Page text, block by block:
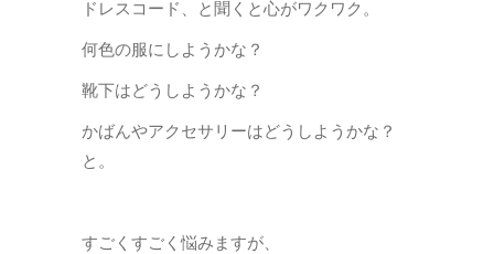
ドレスコード、と聞くと心がワクワク。
何色の服にしようかな？
靴下はどうしようかな？
かばんやアクセサリーはどうしようかな？
と。
すごくすごく悩みますが、